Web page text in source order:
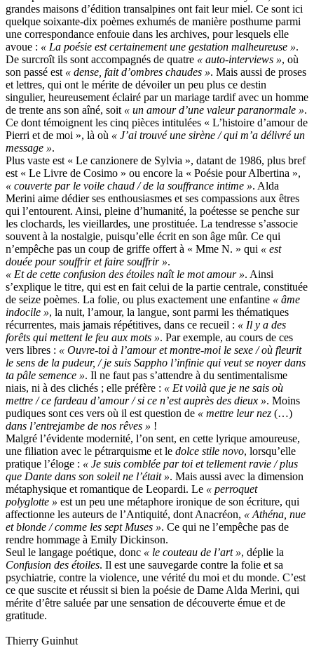
grandes maisons d’édition transalpines ont fait leur miel. Ce sont ici
quelque soixante-dix poèmes exhumés de manière posthume parmi
une correspondance enfouie dans les archives, pour lesquels elle
avoue : « La poésie est certainement une gestation malheureuse ».
De surcroît ils sont accompagnés de quatre « auto-interviews », où
son passé est « dense, fait d’ombres chaudes ». Mais aussi de proses
et lettres, qui ont le mérite de dévoiler un peu plus ce destin
singulier, heureusement éclairé par un mariage tardif avec un homme
de trente ans son aîné, soit « un amour d’une valeur paranormale ».
Ce dont témoignent les cinq pièces intitulées « L’histoire d’amour de
Pierri et de moi », là où « J’ai trouvé une sirène / qui m’a délivré un
message ».
Plus vaste est « Le canzionere de Sylvia », datant de 1986, plus bref
est « Le Livre de Cosimo » ou encore la « Poésie pour Albertina »,
« couverte par le voile chaud / de la souffrance intime ». Alda
Merini aime dédier ses enthousiasmes et ses compassions aux êtres
qui l’entourent. Ainsi, pleine d’humanité, la poétesse se penche sur
les clochards, les vieillardes, une prostituée. La tendresse s’associe
souvent à la nostalgie, puisqu’elle écrit en son âge mûr. Ce qui
n’empêche pas un coup de griffe offert à « Mme N. » qui « est
douée pour souffrir et faire souffrir ».
« Et de cette confusion des étoiles naît le mot amour ». Ainsi
s’explique le titre, qui est en fait celui de la partie centrale, constituée
de seize poèmes. La folie, ou plus exactement une enfantine « âme
indocile », la nuit, l’amour, la langue, sont parmi les thématiques
récurrentes, mais jamais répétitives, dans ce recueil : « Il y a des
forêts qui mettent le feu aux mots ». Par exemple, au cours de ces
vers libres : « Ouvre-toi à l’amour et montre-moi le sexe / où fleurit
le sens de la pudeur, / je suis Sappho l’infinie qui veut se noyer dans
ta pâle semence ». Il ne faut pas s’attendre à du sentimentalisme
niais, ni à des clichés ; elle préfère : « Et voilà que je ne sais où
mettre / ce fardeau d’amour / si ce n’est auprès des dieux ». Moins
pudiques sont ces vers où il est question de « mettre leur nez (…)
dans l’entrejambe de nos rêves » !
Malgré l’évidente modernité, l’on sent, en cette lyrique amoureuse,
une filiation avec le pétrarquisme et le dolce stile novo, lorsqu’elle
pratique l’éloge : « Je suis comblée par toi et tellement ravie / plus
que Dante dans son soleil ne l’était ». Mais aussi avec la dimension
métaphysique et romantique de Leopardi. Le « perroquet
polyglotte » est un peu une métaphore ironique de son écriture, qui
affectionne les auteurs de l’Antiquité, dont Anacréon, « Athéna, nue
et blonde / comme les sept Muses ». Ce qui ne l’empêche pas de
rendre hommage à Emily Dickinson.
Seul le langage poétique, donc « le couteau de l’art », déplie la
Confusion des étoiles. Il est une sauvegarde contre la folie et sa
psychiatrie, contre la violence, une vérité du moi et du monde. C’est
ce que suscite et réussit si bien la poésie de Dame Alda Merini, qui
mérite d’être saluée par une sensation de découverte émue et de
gratitude.
Thierry Guinhut